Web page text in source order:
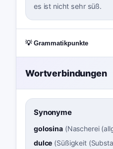
es ist nicht sehr süß.
💡 Grammatikpunkte
Wortverbindungen
Synonyme
golosina(Nascherei
dulce (Süßigkeit